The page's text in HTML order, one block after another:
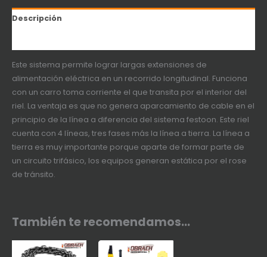
Descripción
Este sistema permite lograr largas extensiones de
alimentación eléctrica en un recorrido longitudinal. Funciona
con un carro toma corriente el que transita por el interior del
riel. La ventaja es que no genera aparcamiento de cable en el
principio de la línea a diferencia del sistema festoon. Este riel
cuenta con 4 líneas, tres fases más la línea a tierra. La línea a
tierra es muy importante porque aparte de formar parte de
un circuito trifásico, los equipos generan estática por el rose
de tránsito.
También te recomendamos…